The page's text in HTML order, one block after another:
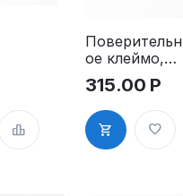
Поверительн
ое клеймо,
6,0 мм.,
стержень с
кольцом,
латунь
315.00 Р